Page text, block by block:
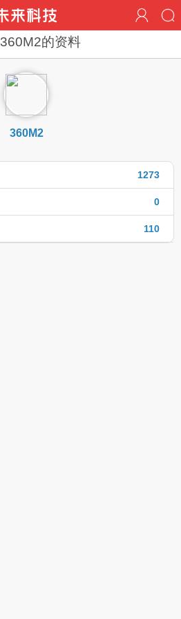
360M2的资料
360M2
1273
0
110